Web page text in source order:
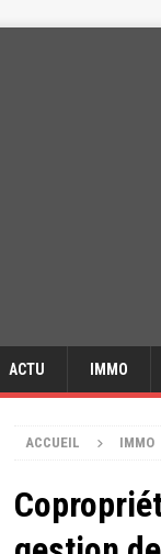
ACTU IMMO
ACCUEIL IMMO